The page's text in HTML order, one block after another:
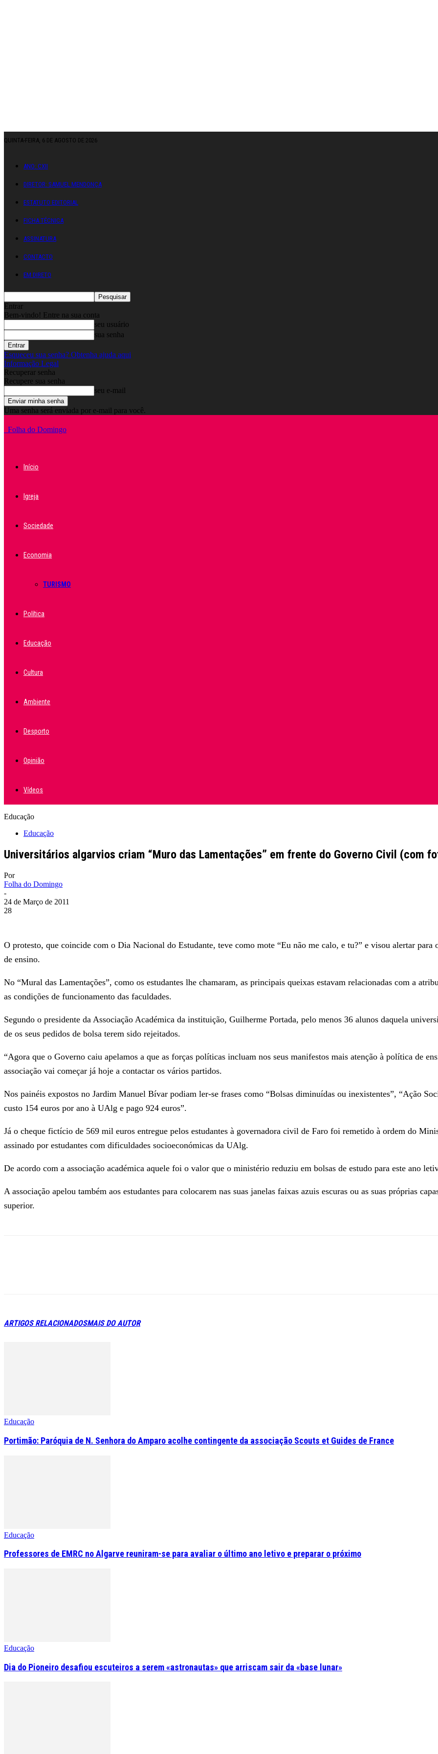
QUINTA-FEIRA, 6 DE AGOSTO DE 2026
ANO: CXII
DIRETOR: SAMUEL MENDONÇA
ESTATUTO EDITORIAL
FICHA TÉCNICA
ASSINATURA
CONTACTO
EM DIRETO
Entrar
Bem-vindo! Entre na sua conta
seu usuário
sua senha
Esqueceu sua senha? Obtenha ajuda aqui
Informação Legal
Recuperar senha
Recupere sua senha
seu e-mail
Uma senha será enviada por e-mail para você.
Folha do Domingo
Início
Igreja
Sociedade
Economia
TURISMO
Política
Educação
Cultura
Ambiente
Desporto
Opinião
Vídeos
Educação
Educação
Universitários algarvios criam “Muro das Lamentações” em frente do Governo Civil (com
Por
Folha do Domingo
-
24 de Março de 2011
28
O protesto, que coincide com o Dia Nacional do Estudante, teve como mote “Eu não me calo, e tu?” e visou alertar para
de ensino.
No “Mural das Lamentações”, como os estudantes lhe chamaram, as principais queixas estavam relacionadas com a
as condições de funcionamento das faculdades.
Segundo o presidente da Associação Académica da instituição, Guilherme Portada, pelo menos 36 alunos daquela
de os seus pedidos de bolsa terem sido rejeitados.
“Agora que o Governo caiu apelamos a que as forças políticas incluam nos seus manifestos mais atenção à política de
associação vai começar já hoje a contactar os vários partidos.
Nos painéis expostos no Jardim Manuel Bívar podiam ler-se frases como “Bolsas diminuídas ou inexistentes”, “Ação
custo 154 euros por ano à UAlg e pago 924 euros”.
Já o cheque fictício de 569 mil euros entregue pelos estudantes à governadora civil de Faro foi remetido à ordem do
assinado por estudantes com dificuldades socioeconómicas da UAlg.
De acordo com a associação académica aquele foi o valor que o ministério reduziu em bolsas de estudo para este ano
A associação apelou também aos estudantes para colocarem nas suas janelas faixas azuis escuras ou as suas próprias
superior.
ARTIGOS RELACIONADOSMAIS DO AUTOR
Educação
Portimão: Paróquia de N. Senhora do Amparo acolhe contingente da associação Scouts et Guides de France
Educação
Professores de EMRC no Algarve reuniram-se para avaliar o último ano letivo e preparar o próximo
Educação
Dia do Pioneiro desafiou escuteiros a serem «astronautas» que arriscam sair da «base lunar»